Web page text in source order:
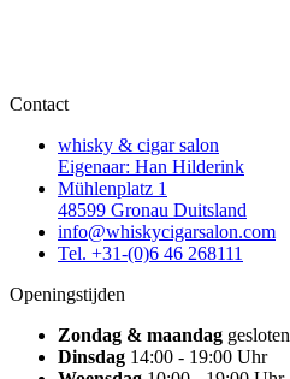
Contact
whisky & cigar salon
Eigenaar: Han Hilderink
Mühlenplatz 1
48599 Gronau Duitsland
info@whiskycigarsalon.com
Tel. +31-(0)6 46 268111
Openingstijden
Zondag & maandag gesloten
Dinsdag 14:00 - 19:00 Uhr